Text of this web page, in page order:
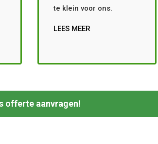
te klein voor ons.
LEES MEER
offerte aanvragen!